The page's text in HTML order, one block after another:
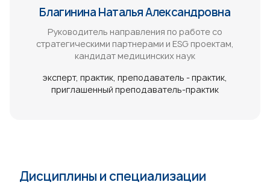
Благинина Наталья Александровна
Руководитель направления по работе со
стратегическими партнерами и ESG проектам,
кандидат медицинских наук
эксперт практик преподаватель - практик
приглашенный преподаватель-практик
Дисциплины и специализации